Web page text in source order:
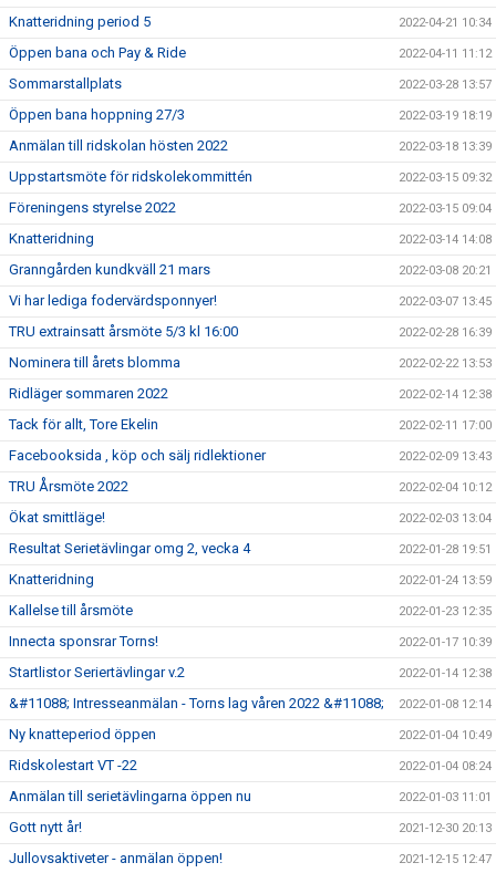
Knatteridning period 5 2022-04-21 10:34
Öppen bana och Pay & Ride 2022-04-11 11:12
Sommarstallplats 2022-03-28 13:57
Öppen bana hoppning 27/3 2022-03-19 18:19
Anmälan till ridskolan hösten 2022 2022-03-18 13:39
Uppstartsmöte för ridskolekommittén 2022-03-15 09:32
Föreningens styrelse 2022 2022-03-15 09:04
Knatteridning 2022-03-14 14:08
Granngården kundkväll 21 mars 2022-03-08 20:21
Vi har lediga fodervärdsponnyer! 2022-03-07 13:45
TRU extrainsatt årsmöte 5/3 kl 16:00 2022-02-28 16:39
Nominera till årets blomma 2022-02-22 13:53
Ridläger sommaren 2022 2022-02-14 12:38
Tack för allt, Tore Ekelin 2022-02-11 17:00
Facebooksida , köp och sälj ridlektioner 2022-02-09 13:43
TRU Årsmöte 2022 2022-02-04 10:12
Ökat smittläge! 2022-02-03 13:04
Resultat Serietävlingar omg 2, vecka 4 2022-01-28 19:51
Knatteridning 2022-01-24 13:59
Kallelse till årsmöte 2022-01-23 12:35
Innecta sponsrar Torns! 2022-01-17 10:39
Startlistor Seriertävlingar v.2 2022-01-14 12:38
&#11088; Intresseanmälan - Torns lag våren 2022 &#11088; 2022-01-08 12:14
Ny knatteperiod öppen 2022-01-04 10:49
Ridskolestart VT -22 2022-01-04 08:24
Anmälan till serietävlingarna öppen nu 2022-01-03 11:01
Gott nytt år! 2021-12-30 20:13
Jullovsaktiveter - anmälan öppen! 2021-12-15 12:47